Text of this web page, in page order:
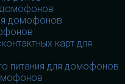
домофонов
домофонов
карт для
питания для домофонов